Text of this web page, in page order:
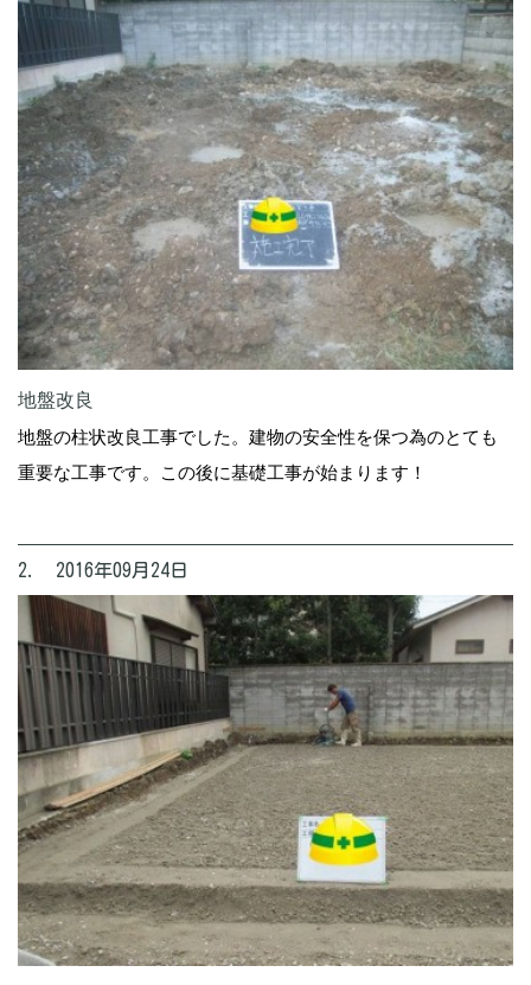
地盤改良
地盤の柱状改良工事でした。建物の安全性を保つ為のとても
重要な工事です。この後に基礎工事が始まります！
2. 2016年09月24日